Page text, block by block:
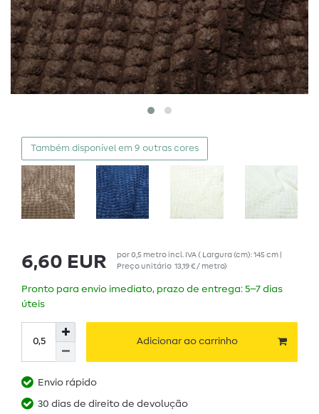
Também disponível em 9 outras cores
6,60 EUR por0,5 metroincl. IVA( Largura (cm): 145 cm |
Preço unitário 13,19 € / metro)
Pronto para envio imediato, prazo de entrega: 5–7 dias
úteis
Adicionar ao carrinho
Envio rápido
30 dias de direito de devolução